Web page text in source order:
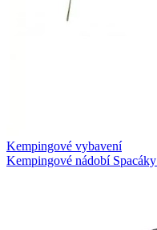
Kempingové vybavení
Kempingové nádobí Spacáky